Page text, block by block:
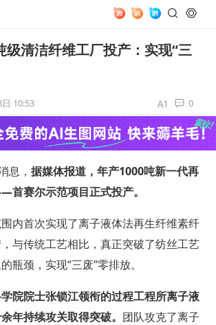
级清洁纤维工厂投产：实现“三
10:53 0
息， 据媒体报道，年产1000吨新一代再
赛尔示范项目正式投产。
内首次实现了离子液体法再生纤维素纤
与传统工艺相比，真正突破了纺丝工艺
瓶颈，实现“三废”零排放。
院院士张锁江领衔的过程工程所离子液
年持续攻关取得突破。 团队攻克了离子